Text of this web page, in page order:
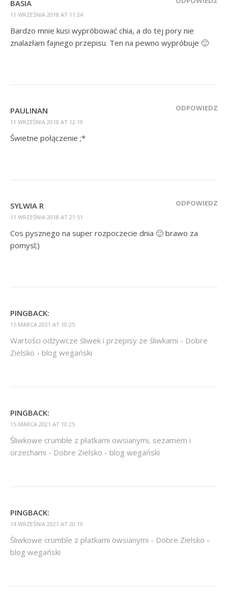
BASIA
11 WRZEŚNIA 2018 AT 11:24
Bardzo mnie kusi wypróbować chia, a do tej pory nie
znalazłam fajnego przepisu. Ten na pewno wypróbuje 🙂
PAULINAN
11 WRZEŚNIA 2018 AT 12:19
ODPOWIEDZ
Świetne połączenie ;*
SYLWIA R
11 WRZEŚNIA 2018 AT 21:51
ODPOWIEDZ
Cos pysznego na super rozpoczecie dnia 🙂 brawo za
pomysl;)
PINGBACK:
15 MARCA 2021 AT 10:25
Wartości odżywcze śliwek i przepisy ze śliwkami - Dobre
Zielsko - blog wegański
PINGBACK:
15 MARCA 2021 AT 10:25
Śliwkowe crumble z płatkami owsianymi, sezamem i
orzechami - Dobre Zielsko - blog wegański
PINGBACK:
14 WRZEŚNIA 2021 AT 20:19
Śliwkowe crumble z płatkami owsianymi - Dobre Zielsko -
blog wegański